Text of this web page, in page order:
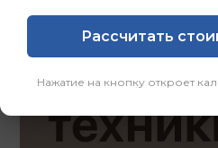
Рассчитать
Нажатие на кнопку откроет